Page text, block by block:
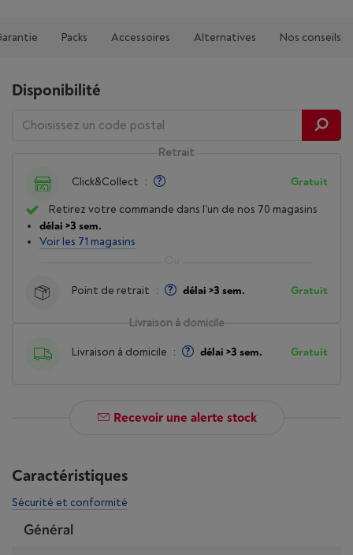
Packs Accessoires Alternatives Nos conseils
Disponibilité
Livraison à domicile
Livraison à domicile : délai >3 sem. Gratuit
Retrait
Click&Collect : Gratuit
Retirez votre commande dans l'un de nos 70 magasins
délai >3 sem.
Voir les 71 magasins
Point de retrait : délai >3 sem. Gratuit
Recevoir une alerte stock
Caractéristiques
Sécurité et conformité
Général